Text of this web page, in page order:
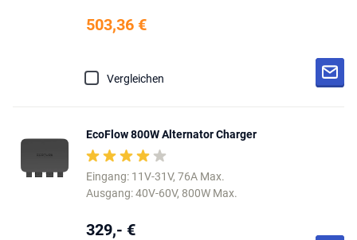
503,36 €
Vergleichen
EcoFlow 800W Alternator Charger
Eingang: 11V-31V, 76A Max.
Ausgang: 40V-60V, 800W Max.
329,- €